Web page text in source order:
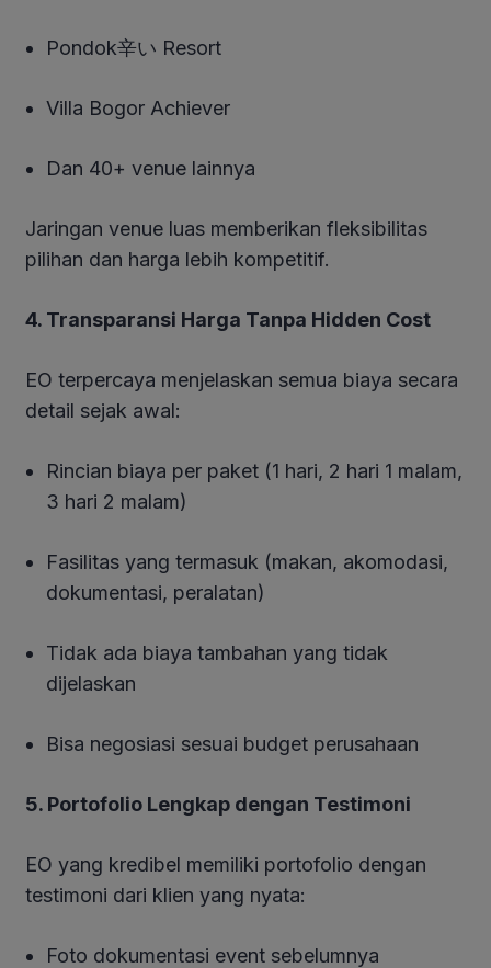
Pondok辛い Resort
Villa Bogor Achiever
Dan 40+ venue lainnya
Jaringan venue luas memberikan fleksibilitas
pilihan dan harga lebih kompetitif.
4. Transparansi Harga Tanpa Hidden Cost
EO terpercaya menjelaskan semua biaya secara
detail sejak awal:
Rincian biaya per paket (1 hari, 2 hari 1 malam,
3 hari 2 malam)
Fasilitas yang termasuk (makan, akomodasi,
dokumentasi, peralatan)
Tidak ada biaya tambahan yang tidak
dijelaskan
Bisa negosiasi sesuai budget perusahaan
5. Portofolio Lengkap dengan Testimoni
EO yang kredibel memiliki portofolio dengan
testimoni dari klien yang nyata:
Foto dokumentasi event sebelumnya